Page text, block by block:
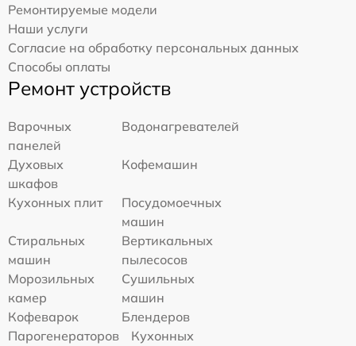
Ремонтируемые модели
Наши услуги
Согласие на обработку персональных данных
Способы оплаты
Ремонт устройств
Варочных
панелей
Водонагревателей
Духовых
шкафов
Кофемашин
Кухонных плит
Посудомоечных
машин
Стиральных
машин
Вертикальных
пылесосов
Морозильных
камер
Сушильных
машин
Кофеварок
Блендеров
Парогенераторов
Кухонных